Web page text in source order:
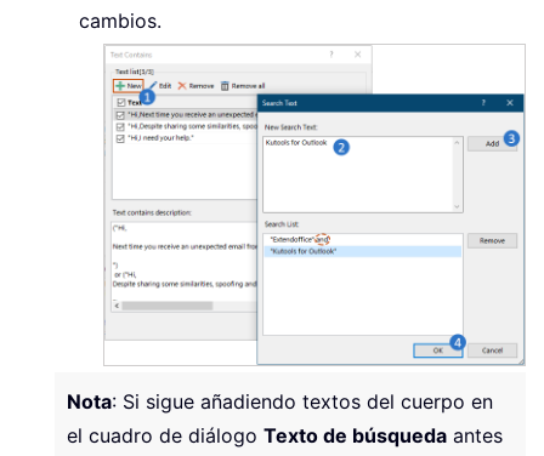
cambios.
Nota: Si sigue añadiendo textos del cuerpo en
el cuadro de diálogo Texto de búsqueda antes